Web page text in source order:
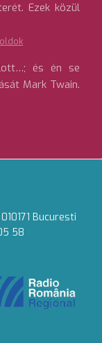
Ezek közül
és én se
Mark Twain.
Bucuresti
58